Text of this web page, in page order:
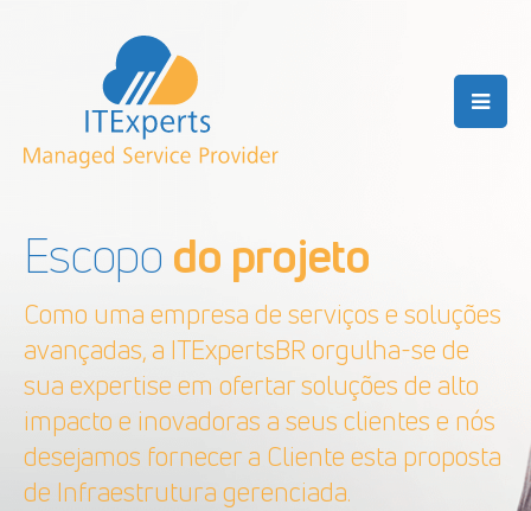
Escopo do projeto
Como uma empresa de serviços e soluções
avançadas, a ITExpertsBR orgulha-se de
sua expertise em ofertar soluções de alto
impacto e inovadoras a seus clientes e nós
desejamos fornecer a Cliente esta proposta
de Infraestrutura gerenciada.